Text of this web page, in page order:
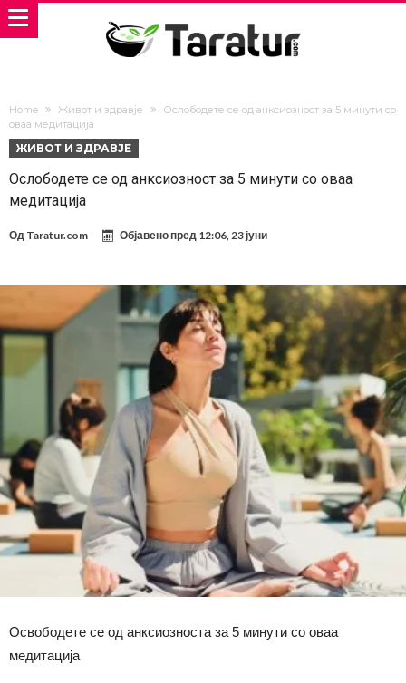
Home Живот и здравје
Ослободете се од анксиозност за 5 минути со
оваа медитација
ЖИВОТ И ЗДРАВЈЕ
Ослободете се од анксиозност за 5 минути со оваа
медитација
Од Taratur.com Објавено пред 12:06, 23 јуни
Освободете се од анксиозноста за 5 минути со оваа
медитација